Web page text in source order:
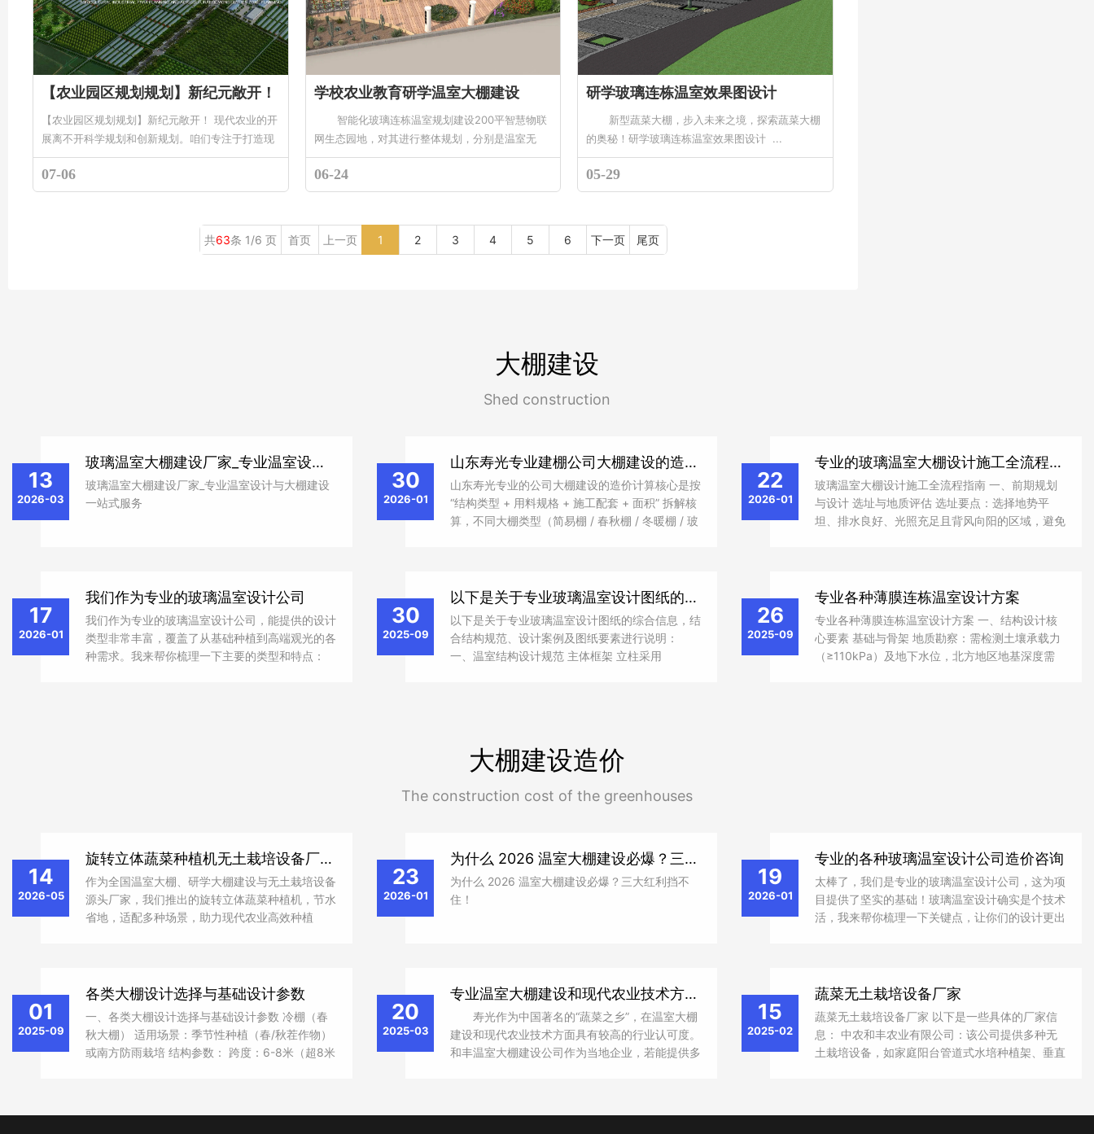
【农业园区规划规划】新纪元敞开！
【农业园区规划规划】新纪元敞开！ 现代农业的开
展离不开科学规划和创新规划。咱们专注于打造现
代化、智能化的农业园区，致力于为每一位客户提
供全方位的服务。 &n...
07-06
学校农业教育研学温室大棚建设
智能化玻璃连栋温室规划建设200平智慧物联
网生态园地，对其进行整体规划，分别是温室无
土...
06-24
研学玻璃连栋温室效果图设计
新型蔬菜大棚，步入未来之境，探索蔬菜大棚
的奥秘！研学玻璃连栋温室效果图设计 ...
05-29
共63条 1/6 页 首页 上一页 1 2 3 4 5 6 下一页 尾页
大棚建设
Shed construction
13
2026-03
玻璃温室大棚建设厂家_专业温室设计与大棚建设一站式服务
玻璃温室大棚建设厂家_专业温室设计与大棚建设
一站式服务
30
2026-01
山东寿光专业建棚公司大棚建设的造价计算核心
山东寿光专业的公司大棚建设的造价计算核心是按
“结构类型 + 用料规格 + 施工配套 + 面积” 拆解核
算，不同大棚类型（简易棚 / 春秋棚 / 冬暖棚 / 玻
费用” 逐项累加，最后换算成每平方米单价和总造
棚型的造价参考和核算步骤，直接套用即可。
22
2026-01
专业的玻璃温室大棚设计施工全流程指南
玻璃温室大棚设计施工全流程指南 一、前期规划
与设计 ‌选址与地质评估‌ ‌选址要点‌：选择地势平
坦、排水良好、光照充足且背风向阳的区域，避免
17
2026-01
我们作为专业的玻璃温室设计公司
我们作为专业的玻璃温室设计公司，能提供的设计
类型非常丰富，覆盖了从基础种植到高端观光的各
种需求。我来帮你梳理一下主要的类型和特点：
30
2025-09
以下是关于专业玻璃温室设计图纸的综合信息
以下是关于专业玻璃温室设计图纸的综合信息，结
合结构规范、设计案例及图纸要素进行说明：
一、温室结构设计规范 ‌主体框架‌ 立柱采用
26
2025-09
专业各种薄膜连栋温室设计方案
专业各种薄膜连栋温室设计方案 一、结构设计核
心要素 基础与骨架 地质勘察：需检测土壤承载力
（≥110kPa）及地下水位，北方地区地基深度需
大棚建设造价
The construction cost of the greenhouses
14
2026-05
旋转立体蔬菜种植机无土栽培设备厂家直供
作为全国温室大棚、研学大棚建设与无土栽培设备
源头厂家，我们推出的旋转立体蔬菜种植机，节水
省地，适配多种场景，助力现代农业高效种植
23
2026-01
为什么 2026 温室大棚建设必爆？三大红利挡不住！​
为什么 2026 温室大棚建设必爆？三大红利挡不
住！​
19
2026-01
专业的各种玻璃温室设计公司造价咨询
太棒了，我们是专业的玻璃温室设计公司，这为项
目提供了坚实的基础！玻璃温室设计确实是个技术
活，我来帮你梳理一下关键点，让你们的设计更出
01
2025-09
各类大棚设计选择与基础设计参数
一、各类大棚设计选择与基础设计参数 冷棚（春
秋大棚） 适用场景：季节性种植（春/秋茬作物）
或南方防雨栽培 结构参数： 跨度：6-8米（超8米
20
2025-03
专业温室大棚建设和现代农业技术方面介绍
寿光作为中国著名的“蔬菜之乡”，在温室大棚
建设和现代农业技术方面具有较高的行业认可度。‌
和丰温室大棚建设公司‌作为当地企业，若能提供多
15
2025-02
蔬菜无土栽培设备厂家
‌蔬菜无土栽培设备厂家 以下是一些具体的厂家信
息： 中农和丰农业有限公司‌：该公司提供多种无
土栽培设备，如家庭阳台管道式水培种植架、垂直